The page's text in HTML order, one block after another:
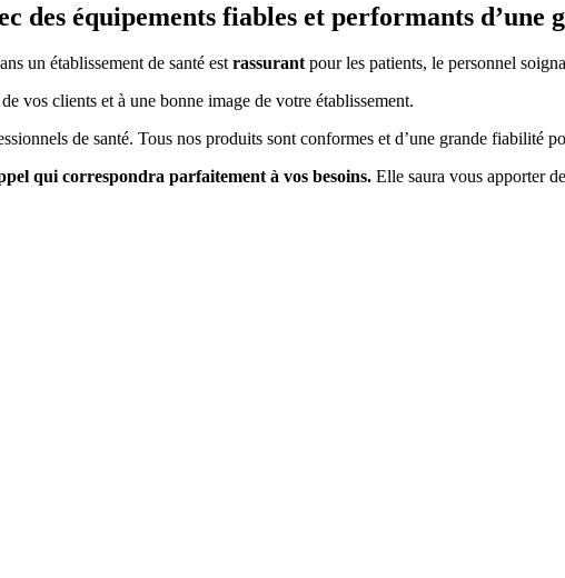
des équipements fiables et performants d’une
un établissement de santé estrassurantpour les patients, le personnel
vos clients et à une bonne image de votre établissement.
de santé. Tous nos produits sont conformes et d’une grande fiabilité
qui correspondra parfaitement à vos besoins. Elle saura vous apporter